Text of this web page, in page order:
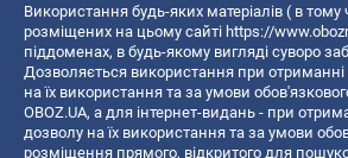
Використання будь-яких матеріалів ( в тому
розміщених на цьому сайті https://
піддоменах, в будь-якому вигляді суворо
Дозволяється використання при
на їх використання та за умови
OBOZ.UA, а для інтернет-видань - при
дозволу на їх використання та за умови
розміщення прямого, відкритого для